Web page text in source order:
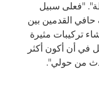
"فعلى سبيل
القدمين بين
تركيبات مثيرة
في أن أكون أكثر
من حولي".